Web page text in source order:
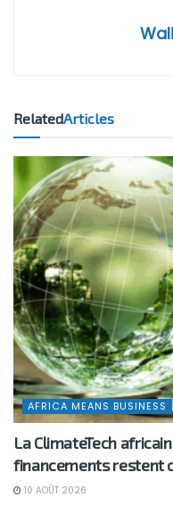
RelatedArticles
AFRICA MEANS BUSINESS
La ClimateTech
financements restent
10 AOÛT 2026